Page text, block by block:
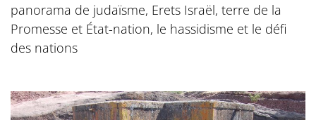
panorama de judaïsme, Erets Israël, terre de la
Promesse et État-nation, le hassidisme et le défi
des nations